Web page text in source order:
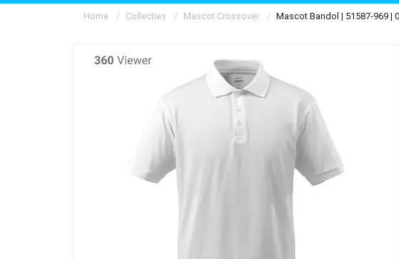
Home Collecties Mascot Crossover Mascot Bandol | 51587-969 |